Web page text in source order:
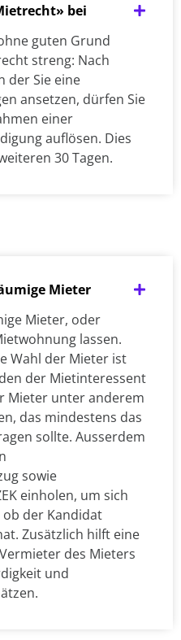
bei
guten Grund
streng: Nach
der Sie eine
ansetzen, dürfen Sie
einer
auflösen. Dies
30 Tagen.
Mieter
Mieter, oder
lassen.
Wahl der Mieter ist
der Mietinteressent
Mieter unter anderem
das mindestens das
sollte. Ausserdem
sowie
einholen, um sich
der Kandidat
Zusätzlich hilft eine
des Mieters
und